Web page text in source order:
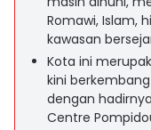
Romawi, Islam,
kawasan
Kota ini
kini
dengan
Centre